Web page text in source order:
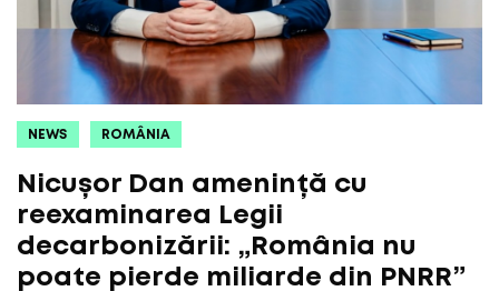
NEWS ROMÂNIA
Nicușor Dan amenință cu
reexaminarea Legii
decarbonizării: „România nu
poate pierde miliarde din PNRR”